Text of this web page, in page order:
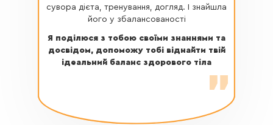
сувора дієта, тренування, догляд. І знайшла
його у збалансованості
Я поділюся з тобою своїми знаннями та
досвідом, допоможу тобі віднайти твій
ідеальний баланс здорового тіла